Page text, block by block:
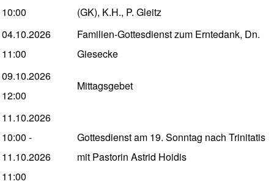
10:00
(GK), K.H., P. Gleitz
04.10.2026
11:00
Familien-Gottesdienst zum Erntedank, Dn.
Giesecke
09.10.2026
12:00
Mittagsgebet
11.10.2026
10:00 -
11.10.2026
11:00
Gottesdienst am 19. Sonntag nach Trinitatis
mit Pastorin Astrid Hoidis